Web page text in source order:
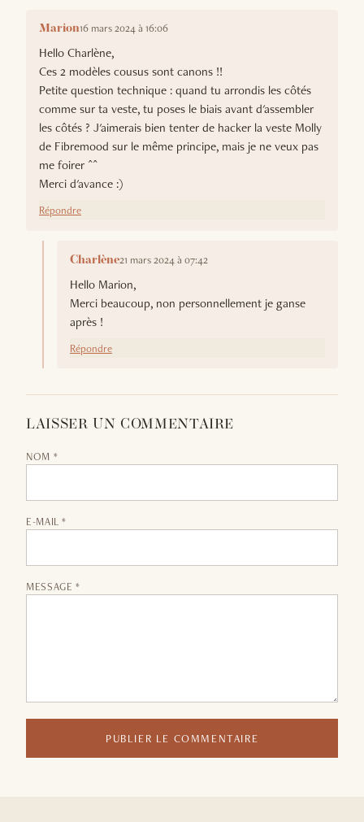
Marion16 mars 2024 à 16:06
Hello Charlène,
Ces 2 modèles cousus sont canons !!
Petite question technique : quand tu arrondis les côtés
comme sur ta veste, tu poses le biais avant d'assembler
les côtés ? J'aimerais bien tenter de hacker la veste Molly
de Fibremood sur le même principe, mais je ne veux pas
me foirer ^^
Merci d'avance :)
Répondre
Charlène21 mars 2024 à 07:42
Hello Marion,
Merci beaucoup, non personnellement je ganse
après !
Répondre
LAISSER UN COMMENTAIRE
NOM *
E-MAIL *
MESSAGE *
PUBLIER LE COMMENTAIRE